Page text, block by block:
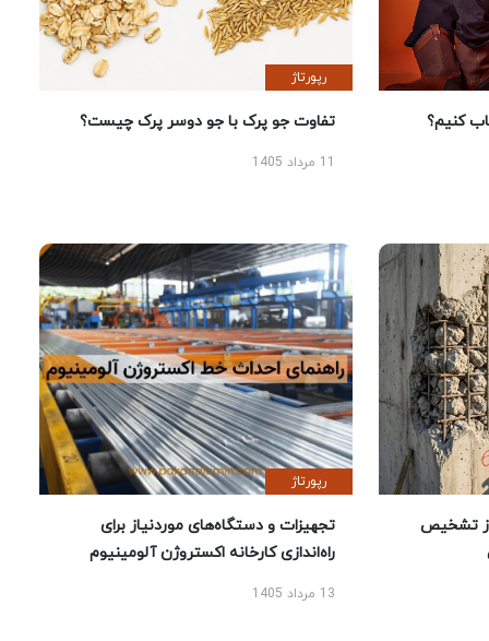
کنیم؟
رپورتاژ
تفاوت جو پرک با جو دوسر پرک چیست؟
تشخیص
رپورتاژ
تجهیزات و دستگاه‌های موردنیاز برای
راه‌اندازی کارخانه اکستروژن آلومینیوم
13 مرداد 1405